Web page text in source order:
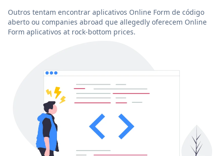
Outros tentam encontrar aplicativos Online Form de código
aberto ou companies abroad que allegedly oferecem Online
Form aplicativos at rock-bottom prices.